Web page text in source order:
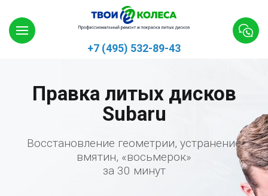
+7 (495) 532-89-43
Правка литых дисков
Subaru
Восстановление геометрии, устранение
вмятин, «восьмерок»
за 30 минут